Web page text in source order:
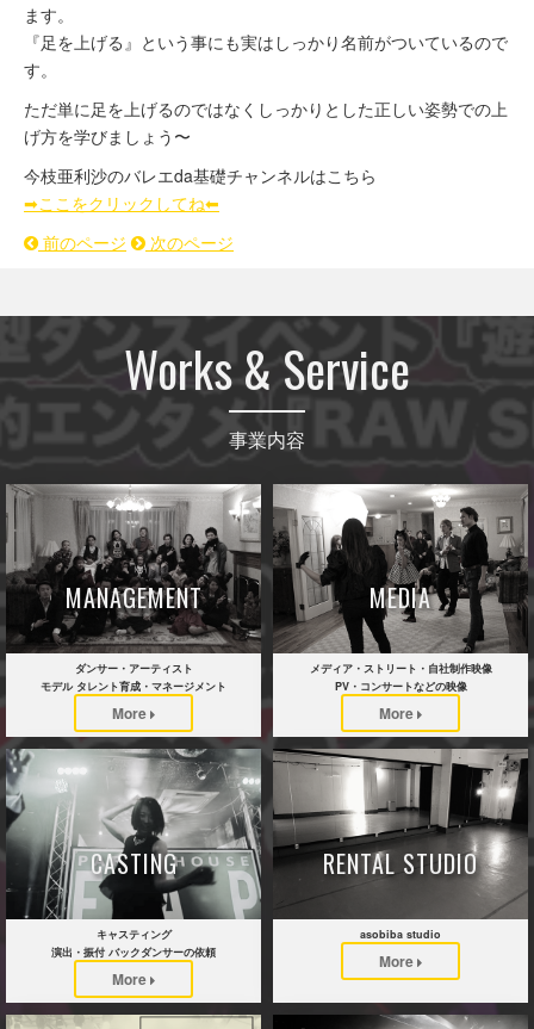
ます。
『足を上げる』という事にも実はしっかり名前がついているので
す。
ただ単に足を上げるのではなくしっかりとした正しい姿勢での上
げ方を学びましょう〜
今枝亜利沙のバレエda基礎チャンネルはこちら
➡︎ここをクリックしてね⬅︎
前のページ
次のページ
Works & Service
事業内容
MANAGEMENT
ダンサー・アーティスト
モデル タレント育成・マネージメント
More
MEDIA
メディア・ストリート・自社制作映像
PV・コンサートなどの映像
More
CASTING
キャスティング
演出・振付 バックダンサーの依頼
More
RENTAL STUDIO
asobiba studio
More